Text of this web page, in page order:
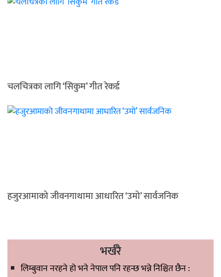
चलचित्रका लागि ‘सिकुम’ गीत रेकर्ड
हजुरआमाको जीवनगाथामा आधारित ‘उमो’ सार्वजनिक
भर्खरै
लिम्बुवान नरहने हो भने नेपाल पनि रहन्छ भन्ने निश्चित छैन :